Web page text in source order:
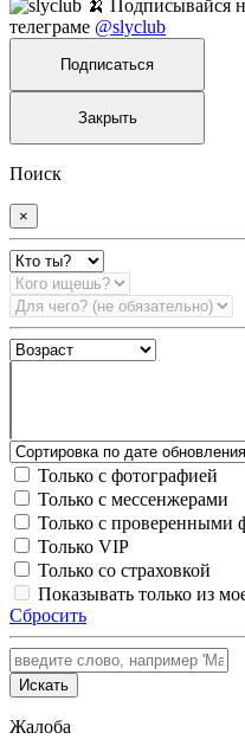
🍌 Подписывайся
телеграме @slyclub
Подписаться
Закрыть
Поиск
×
Только с фотографией
Только с мессенжерами
Только с проверенными
Только VIP
Только со страховкой
Показывать только из
Сбросить
Искать
Жалоба